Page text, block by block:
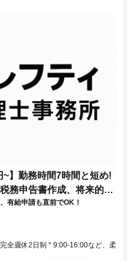
】勤務時間7時間と短め!
務申告書作成、将来的に
有給申請も直前でOK！
全週休2日制 * 9:00-16:00など、柔